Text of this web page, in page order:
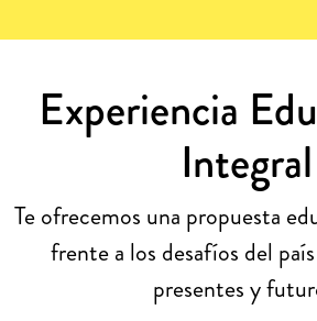
Experiencia
Integral
Te ofrecemos una propuesta
frente a los desafíos del
presentes y